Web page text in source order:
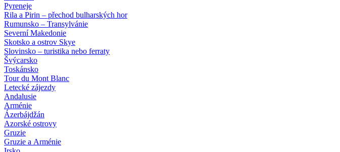
Pyreneje
Rila a Pirin – přechod bulharských hor
Rumunsko – Transylvánie
Severní Makedonie
Skotsko a ostrov Skye
Slovinsko – turistika nebo ferraty
Švýcarsko
Toskánsko
Tour du Mont Blanc
Letecké zájezdy
Andalusie
Arménie
Ázerbájdžán
Azorské ostrovy
Gruzie
Gruzie a Arménie